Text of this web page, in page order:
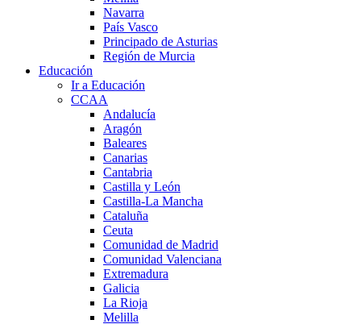
Navarra
País Vasco
Principado de Asturias
Región de Murcia
Educación
Ir a Educación
CCAA
Andalucía
Aragón
Baleares
Canarias
Cantabria
Castilla y León
Castilla-La Mancha
Cataluña
Ceuta
Comunidad de Madrid
Comunidad Valenciana
Extremadura
Galicia
La Rioja
Melilla